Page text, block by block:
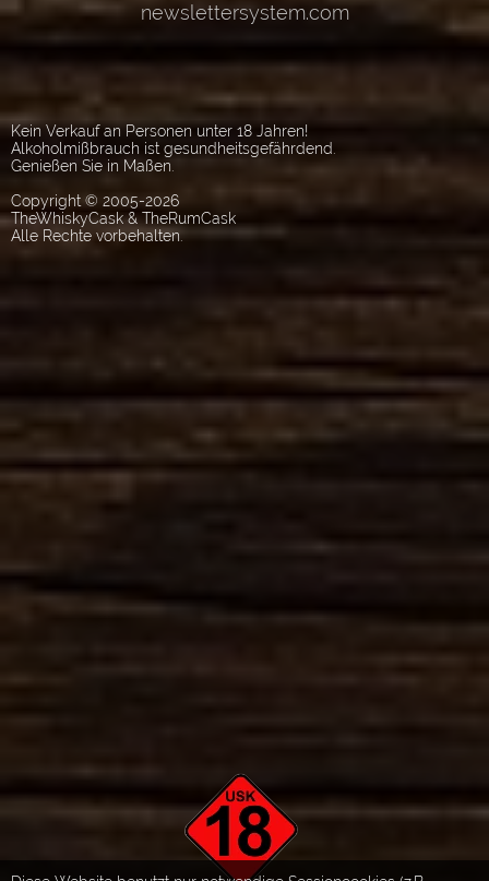
Kein Verkauf an Personen unter 18 Jahren!
Alkoholmißbrauch ist gesundheitsgefährdend.
Genießen Sie in Maßen.
Copyright © 2005-2026
TheWhiskyCask & TheRumCask
Alle Rechte vorbehalten.